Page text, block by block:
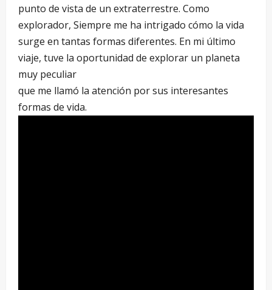
punto de vista de un extraterrestre. Como
explorador, Siempre me ha intrigado cómo la vida
surge en tantas formas diferentes. En mi último
viaje, tuve la oportunidad de explorar un planeta
muy peculiar
que me llamó la atención por sus interesantes
formas de vida.